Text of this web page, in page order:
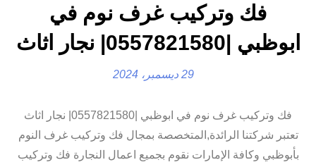
فك وتركيب غرف نوم في
ابوظبي |0557821580| نجار اثاث
29 ديسمبر، 2024
فك وتركيب غرف نوم في ابوظبي |0557821580| نجار اثاث
تعتبر شركتنا الرائدة,المتخصصة بمجال فك وتركيب غرف النوم
بأبوظبي وكافة الإمارات نقوم بجميع اعمال النجارة فك وتركيب